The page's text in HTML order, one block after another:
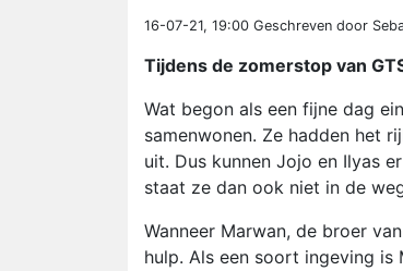
16-07-21, 19:00 Geschreven door
Tijdens de zomerstop van
Wat begon als een fijne dag
samenwonen. Ze hadden het
uit. Dus kunnen Jojo en Ilyas
staat ze dan ook niet in de
Wanneer Marwan, de broer
hulp. Als een soort ingeving is